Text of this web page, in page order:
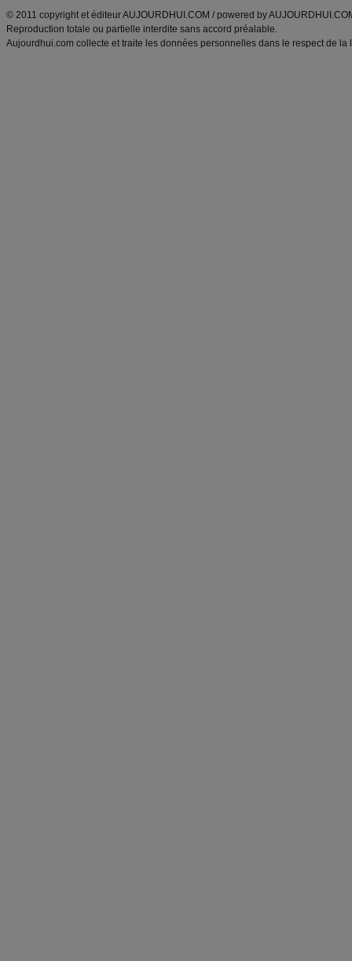
© 2011 copyright et éditeur AUJOURDHUI.COM / powered by
Reproduction totale ou partielle interdite sans accord préalable.
Aujourdhui.com collecte et traite les données personnelles dans le respect de